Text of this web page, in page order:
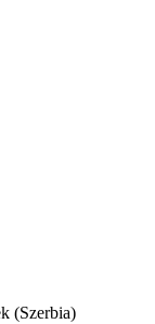
(Szerbia)